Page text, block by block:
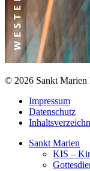
© 2026 Sankt Marien
Impressum
Datenschutz
Sankt Marien
KIS –